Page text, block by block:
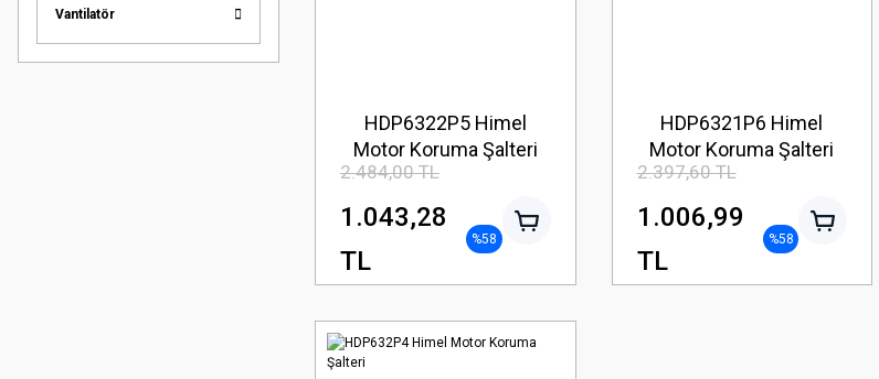
Vantilatör
HDP6322P5 Himel
Motor Koruma Şalteri
2.484,00 TL
1.043,28
TL
%58
HDP6321P6 Himel
Motor Koruma Şalteri
2.397,60 TL
1.006,99
TL
%58